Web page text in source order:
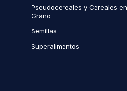
Pseudocereales y Cereales en
Grano
Semillas
Superalimentos